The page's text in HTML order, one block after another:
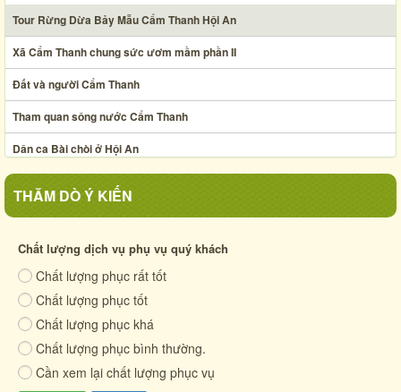
Tour Rừng Dừa Bảy Mẫu Cẩm Thanh Hội An
Xã Cẩm Thanh chung sức ươm mầm phần II
Đất và người Cẩm Thanh
Tham quan sông nước Cẩm Thanh
Dân ca Bài chòi ở Hội An
Xã Cẩm Thanh chung sức ươm mầm phần I
Cuộc sống quê xưa
Cẩm Thanh - mảnh đất anh hùng
THĂM DÒ Ý KIẾN
Chất lượng dịch vụ phụ vụ quý khách
Chất lượng phục rất tốt
Chất lượng phục tốt
Chất lượng phục khá
Chất lượng phục bình thường.
Cần xem lại chất lượng phục vụ